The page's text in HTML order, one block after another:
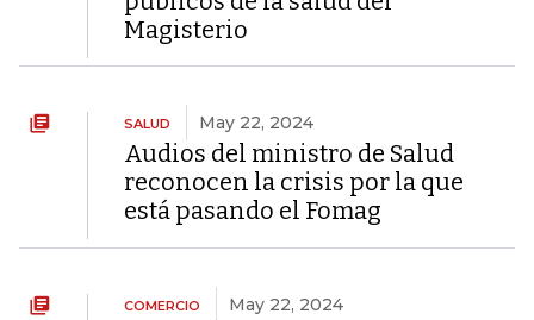
Magisterio
SALUD May 22, 2024
Audios del ministro de Salud
reconocen la crisis por la que
está pasando el Fomag
COMERCIO May 22, 2024